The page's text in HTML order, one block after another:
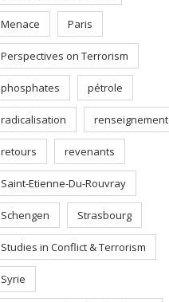
Menace Paris
Perspectives on Terrorism
phosphates pétrole
radicalisation renseignement
retours revenants
Saint-Etienne-Du-Rouvray
Schengen Strasbourg
Studies in Conflict & Terrorism
Syrie